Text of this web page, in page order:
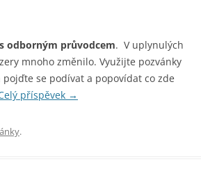
odborným průvodcem. V uplynulých
mnoho změnilo. Využijte pozvánky
se podívat a popovídat co zde
příspěvek →
.